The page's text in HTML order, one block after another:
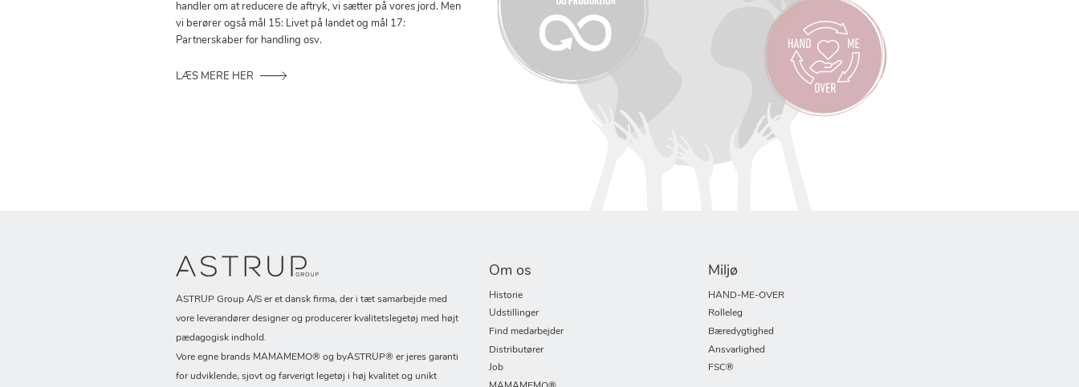
handler om at reducere de aftryk, vi sætter på vores jord. Men
vi berører også mål 15: Livet på landet og mål 17:
Partnerskaber for handling osv.
LÆS MERE HER
ASTRUP Group A/S er et dansk firma, der i tæt samarbejde med
vore leverandører designer og producerer kvalitetslegetøj med højt
pædagogisk indhold.
Vore egne brands MAMAMEMO® og byASTRUP® er jeres garanti
for udviklende, sjovt og farverigt legetøj i høj kvalitet og unikt
Om os
Historie
Udstillinger
Find medarbejder
Distributører
Job
Miljø
HAND-ME-OVER
Rolleleg
Bæredygtighed
Ansvarlighed
FSC®